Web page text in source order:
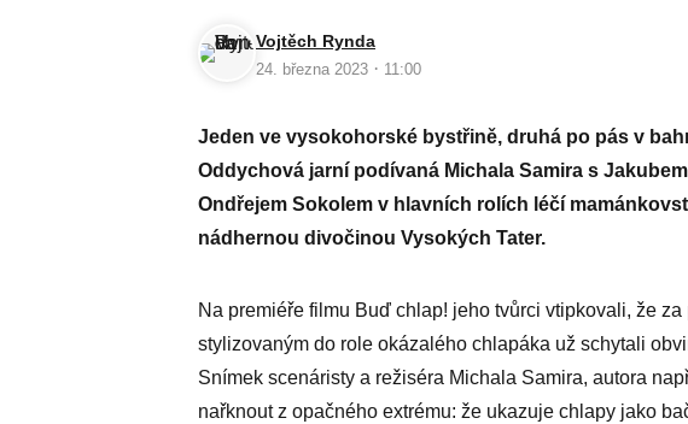
Vojtěch Rynda
24. března 2023 · 11:00
Jeden ve vysokohorské bystřině, druhá po pás v
Oddychová jarní podívaná Michala Samira s
Ondřejem Sokolem v hlavních rolích léčí
nádhernou divočinou Vysokých Tater.
Na premiéře filmu Buď chlap! jeho tvůrci vtipkovali, že
stylizovaným do role okázalého chlapáka už schytali
Snímek scenáristy a režiséra Michala Samira, autora
nařknout z opačného extrému: že ukazuje chlapy jako